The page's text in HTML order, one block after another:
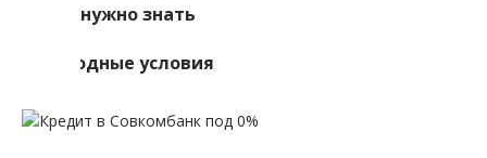
Что нужно знать
Выгодные условия